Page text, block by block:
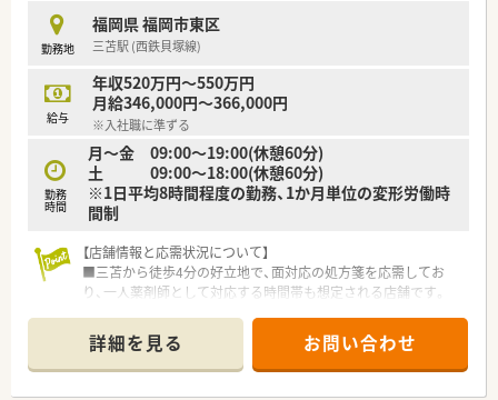
・年1度の健康診断、インフルエンザ予防接種補助金有り
・残業代は1分単位で支給
弊社は優良派遣事業者として厚生労働省より認定を受けていま
すので、
安心してご就業して頂けるサポート体制・福利厚生が整っており
ます！
勤務地
福岡県 福岡市東区
三苫駅 (西鉄貝塚線)
給与
年収520万円～550万円
月給346,000円～366,000円
※入社職に準ずる
勤務
時間
月～金 09:00～19:00(休憩60分)
土 09:00～18:00(休憩60分)
※1日平均8時間程度の勤務、1か月単位の変形労働時
間制
【店舗情報と応需状況について】
■三苫から徒歩4分の好立地で、面対応の処方箋を応需してお
り、一人薬剤師として対応する時間帯も想定される店舗です。
までの開局となっており、周辺地域の患者様の利便性を高めてい
ます。
■落ち着いて一人ひとりの患者様に向き合える環境です。
詳細を見る お問い合わせ